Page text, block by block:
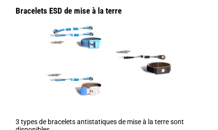
Bracelets ESD de mise à la terre
3 types de bracelets antistatiques de mise à la terre sont